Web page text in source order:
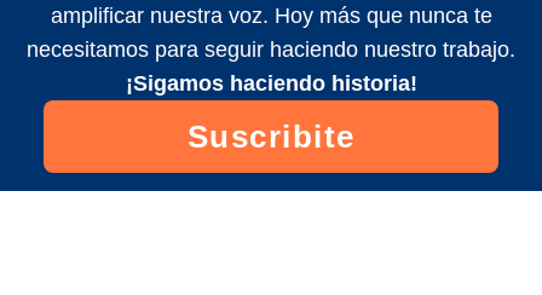
amplificar nuestra voz. Hoy más que nunca te
necesitamos para seguir haciendo nuestro trabajo.
¡Sigamos haciendo historia!
Suscribite